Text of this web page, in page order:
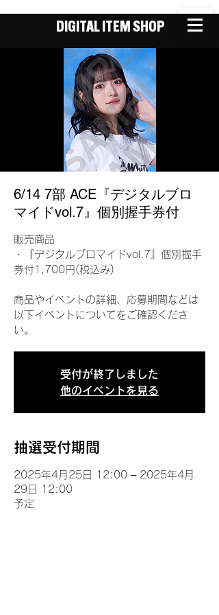
DIGITAL ITEM SHOP
6/14 7部 ACE『デジタルブロ
マイドvol.7』個別握手券付
販売商品
・『デジタルブロマイドvol.7』個別握手
券付1,700円(税込み)
商品やイベントの詳細、応募期間などは
以下イベントについてをご確認くださ
い。
受付が終了しました
他のイベントを見る
抽選受付期間
2025年4月25日 12:00 – 2025年4月
29日 12:00
予定